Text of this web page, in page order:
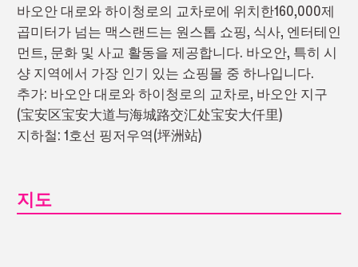
바오안 대로와 하이청로의 교차로에 위치한160,000제
곱미터가 넘는 맥스랜드는 원스톱 쇼핑, 식사, 엔터테인
먼트, 문화 및 사교 활동을 제공합니다. 바오안, 특히 시
샹 지역에서 가장 인기 있는 쇼핑몰 중 하나입니다.
추가: 바오안 대로와 하이청로의 교차로, 바오안 지구
(宝安区宝安大道与海城路交汇处宝安大仟里)
지하철: 1호선 핑저우역(坪洲站)
지도